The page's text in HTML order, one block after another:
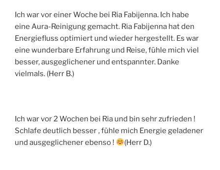
Ich war vor einer Woche bei Ria Fabijenna. Ich habe
eine Aura-Reinigung gemacht. Ria Fabijenna hat den
Energiefluss optimiert und wieder hergestellt. Es war
eine wunderbare Erfahrung und Reise, fühle mich viel
besser, ausgeglichener und entspannter. Danke
vielmals. (Herr B.)
Ich war vor 2 Wochen bei Ria und bin sehr zufrieden !
Schlafe deutlich besser , fühle mich Energie geladener
und ausgeglichener ebenso !
(Herr D.)